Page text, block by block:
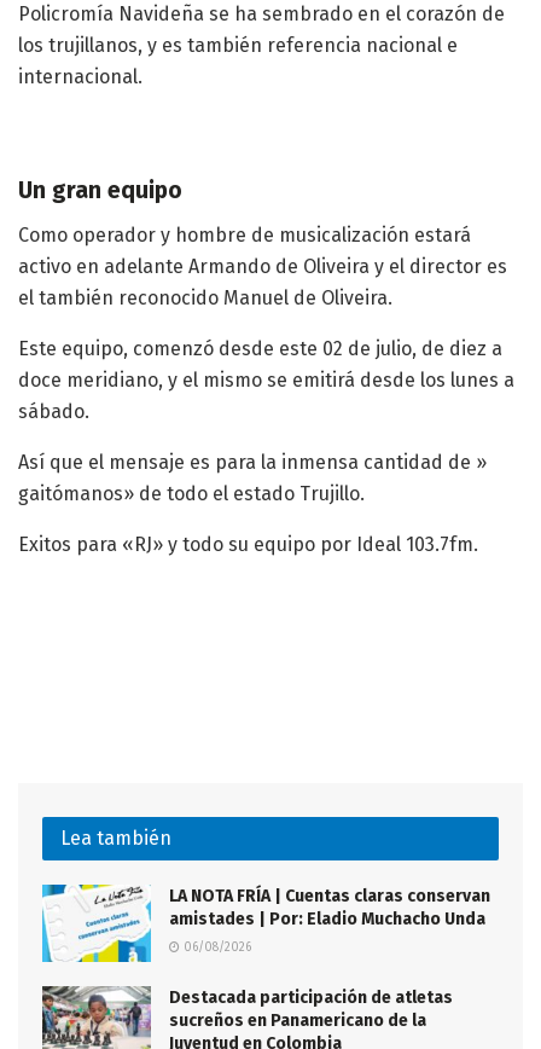
Policromía Navideña se ha sembrado en el corazón de
los trujillanos, y es también referencia nacional e
internacional.
Un gran equipo
Como operador y hombre de musicalización estará
activo en adelante Armando de Oliveira y el director es
el también reconocido Manuel de Oliveira.
Este equipo, comenzó desde este 02 de julio, de diez a
doce meridiano, y el mismo se emitirá desde los lunes a
sábado.
Así que el mensaje es para la inmensa cantidad de »
gaitómanos» de todo el estado Trujillo.
Exitos para «RJ» y todo su equipo por Ideal 103.7fm.
Lea también
LA NOTA FRÍA | Cuentas claras conservan
amistades | Por: Eladio Muchacho Unda
06/08/2026
Destacada participación de atletas
sucreños en Panamericano de la
Juventud en Colombia